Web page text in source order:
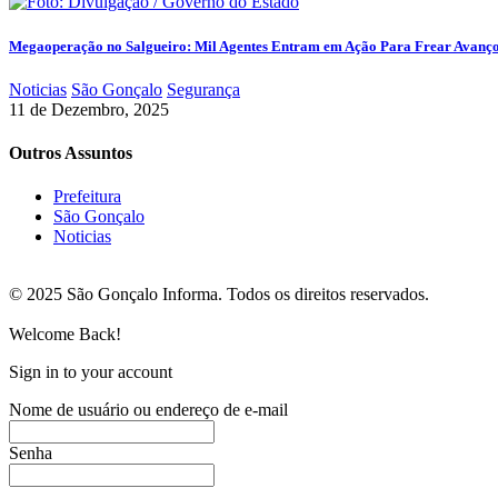
Megaoperação no Salgueiro: Mil Agentes Entram em Ação Para Frear
Noticias São Gonçalo Segurança
11 de Dezembro, 2025
Outros Assuntos
Prefeitura
São Gonçalo
Noticias
© 2025 São Gonçalo Informa. Todos os direitos reservados.
Welcome Back!
Sign in to your account
Nome de usuário ou endereço de e-mail
Senha